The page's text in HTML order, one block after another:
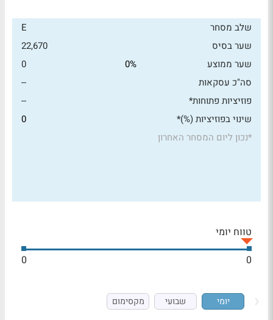
שלב מסחר
E
שער בסיס
22,670
שער ממוצע
0%
0
סה"כ עסקאות
--
פוזיציות פתוחות*
--
שינוי בפוזיציות (%)*
0
*נכון ליום המסחר האחרון
טווח יומי
0
0
יומי שבועי מקסימום